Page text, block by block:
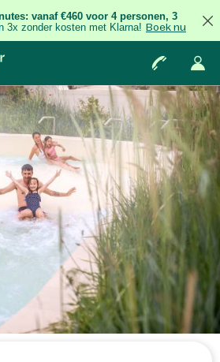
vanaf €460 voor 4 personen, 3
3x zonder kosten met Klarna! Boek nu